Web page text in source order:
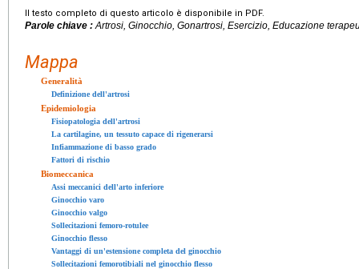
Il testo completo di questo articolo è disponibile in PDF.
Parole chiave : Artrosi, Ginocchio, Gonartrosi, Esercizio, Educazione
Mappa
Generalità
Definizione dell'artrosi
Epidemiologia
Fisiopatologia dell'artrosi
La cartilagine, un tessuto capace di rigenerarsi
Infiammazione di basso grado
Fattori di rischio
Biomeccanica
Assi meccanici dell'arto inferiore
Ginocchio varo
Ginocchio valgo
Sollecitazioni femoro-rotulee
Ginocchio flesso
Vantaggi di un'estensione completa del ginocchio
Sollecitazioni femorotibiali nel ginocchio flesso